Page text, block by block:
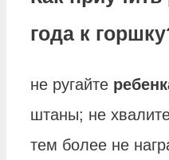
года к
не ругайте
штаны; не
тем более не